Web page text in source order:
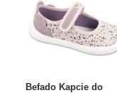
Befado Kapcie do